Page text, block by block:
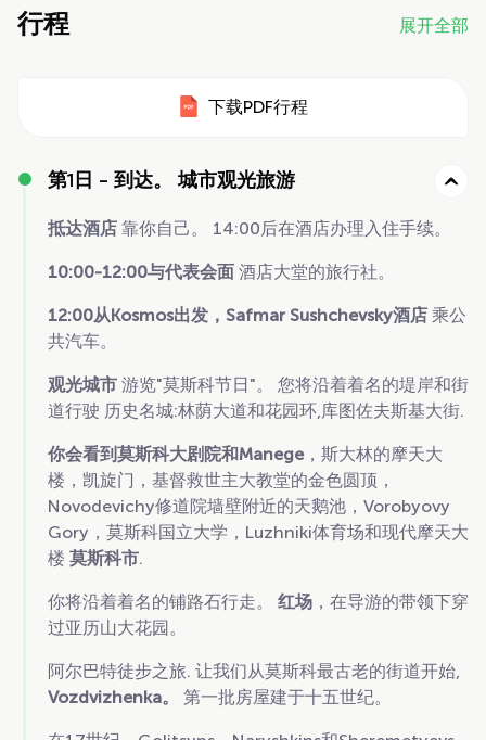
行程 展开全部
下载PDF行程
第1日 - 到达。 城市观光旅游
抵达酒店 靠你自己。 14:00后在酒店办理入住手续。
10:00-12:00与代表会面 酒店大堂的旅行社。
12:00从Kosmos出发，Safmar Sushchevsky酒店 乘公
共汽车。
观光城市 游览"莫斯科节日"。 您将沿着着名的堤岸和街
道行驶 历史名城:林荫大道和花园环,库图佐夫斯基大街.
你会看到莫斯科大剧院和Manege，斯大林的摩天大
楼，凯旋门，基督救世主大教堂的金色圆顶，
Novodevichy修道院墙壁附近的天鹅池，Vorobyovy
Gory，莫斯科国立大学，Luzhniki体育场和现代摩天大
楼 莫斯科市.
你将沿着着名的铺路石行走。 红场 ，在导游的带领下穿
过亚历山大花园。
阿尔巴特徒步之旅. 让我们从莫斯科最古老的街道开始,
Vozdvizhenka。
第一批房屋建于十五世纪。